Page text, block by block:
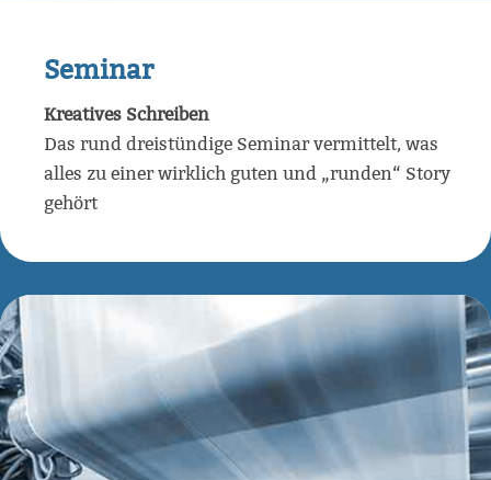
Seminar
Kreatives Schreiben
Das rund dreistündige Seminar vermittelt, was
alles zu einer wirklich guten und „runden“ Story
gehört